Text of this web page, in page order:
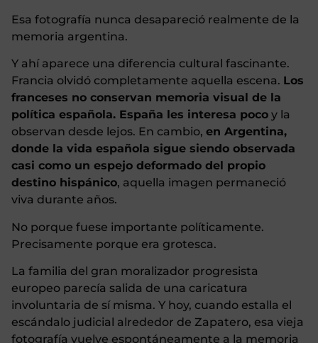
Esa fotografía nunca desapareció realmente de la
memoria argentina.
Y ahí aparece una diferencia cultural fascinante.
Francia olvidó completamente aquella escena. Los
franceses no conservan memoria visual de la
política española. España les interesa poco y la
observan desde lejos. En cambio, en Argentina,
donde la vida española sigue siendo observada
casi como un espejo deformado del propio
destino hispánico, aquella imagen permaneció
viva durante años.
No porque fuese importante políticamente.
Precisamente porque era grotesca.
La familia del gran moralizador progresista
europeo parecía salida de una caricatura
involuntaria de sí misma. Y hoy, cuando estalla el
escándalo judicial alrededor de Zapatero, esa vieja
fotografía vuelve espontáneamente a la memoria